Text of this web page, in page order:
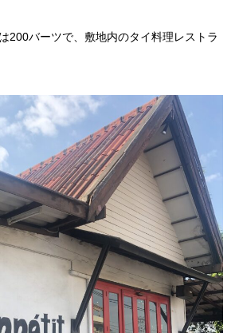
200バーツで、敷地内のタイ料理レストラ